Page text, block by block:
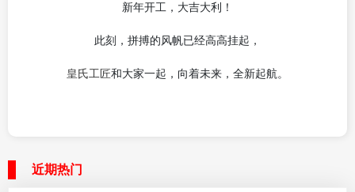
新年开工，大吉大利！
此刻，拼搏的风帆已经高高挂起，
皇氏工匠和大家一起，向着未来，全新起航。
近期热门